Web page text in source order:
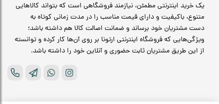
یک خرید اینترنتی مطمئن، نیازمند فروشگاهی است که بتواند کالاهایی
متنوع، باکیفیت و دارای قیمت مناسب را در مدت زمانی کوتاه به
دست مشتریان خود برساند و ضمانت اصالت کالا هم داشته باشد؛
ویژگی‌هایی که فروشگاه اینترنتی ارتونا بر روی آن‌ها کار کرده و توانسته
از این طریق مشتریان ثابت حضوری و آنلاین خود را داشته باشد.